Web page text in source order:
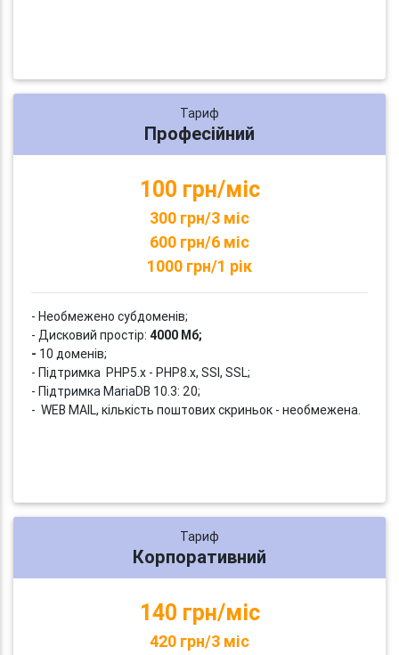
Тариф
Професійний
100 грн/міс
300 грн/3 міс
600 грн/6 міс
1000 грн/1 рік
- Необмежено субдоменів;
- Дисковий простір: 4000 Мб;
- 10 доменів;
- Підтримка PHP5.x - PHP8.x, SSI, SSL;
- Підтримка MariaDB 10.3: 20;
- WEB MAIL, кількість поштових скриньок - необмежена.
Тариф
Корпоративний
140 грн/міс
420 грн/3 міс